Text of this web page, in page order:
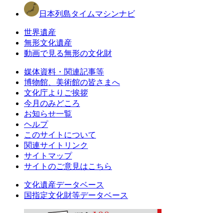
日本列島タイムマシンナビ
世界遺産
無形文化遺産
動画で見る無形の文化財
媒体資料・関連記事等
博物館、美術館の皆さまへ
文化庁よりご挨拶
今月のみどころ
お知らせ一覧
ヘルプ
このサイトについて
関連サイトリンク
サイトマップ
サイトのご意見はこちら
文化遺産データベース
国指定文化財等データベース